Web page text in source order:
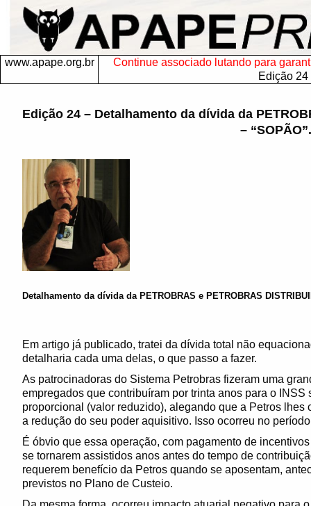
www.apape.org.br
Continue associado lutando para
Edição 24
Edição 24 – Detalhamento da dívida da
– “SOPÃO”.
Detalhamento da dívida da PETROBRAS e PETROBRAS
Em artigo já publicado, tratei da dívida total não
detalharia cada uma delas, o que passo a fazer.
As patrocinadoras do Sistema Petrobras fizeram uma
empregados que contribuíram por trinta anos para o
proporcional (valor reduzido), alegando que a Petros
a redução do seu poder aquisitivo. Isso ocorreu no
É óbvio que essa operação, com pagamento de
se tornarem assistidos anos antes do tempo de
requerem benefício da Petros quando se aposentam,
previstos no Plano de Custeio.